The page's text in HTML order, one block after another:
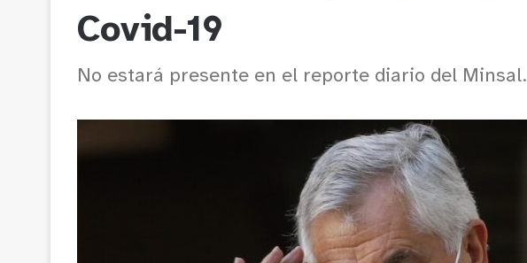
Covid-19
No estará presente en el reporte diario del Minsal.